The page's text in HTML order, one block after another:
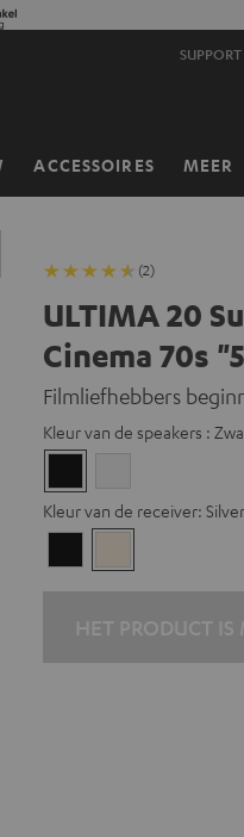
SUPPORT
ACCESSOIRES MEER
(2)
ULTIMA 20
Cinema 70s
Filmliefhebbers
Kleur van de speakers :
Kleur van de receiver:
Gold